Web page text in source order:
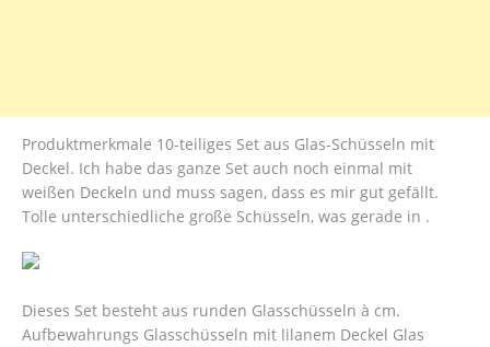
Produktmerkmale 10-teiliges Set aus Glas-Schüsseln mit
Deckel. Ich habe das ganze Set auch noch einmal mit
weißen Deckeln und muss sagen, dass es mir gut gefällt.
Tolle unterschiedliche große Schüsseln, was gerade in .
Dieses Set besteht aus runden Glasschüsseln à cm.
Aufbewahrungs Glasschüsseln mit lilanem Deckel Glas